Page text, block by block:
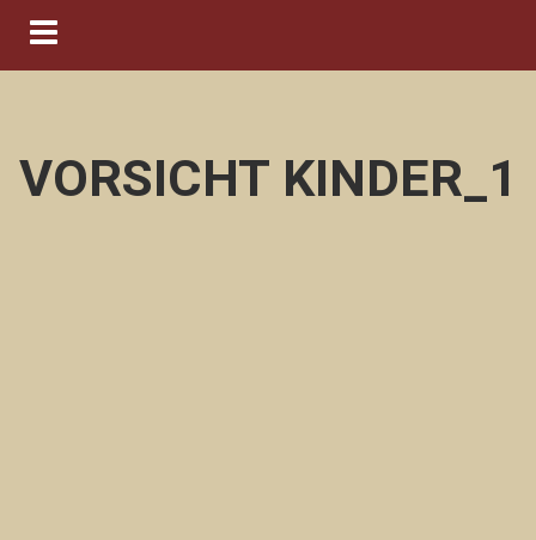
Navigation ein-/ausblenden
VORSICHT KINDER_1